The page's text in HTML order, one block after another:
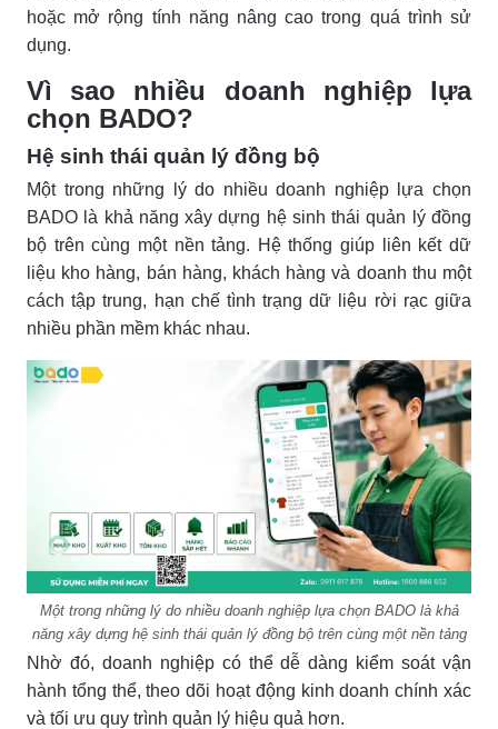
hoặc mở rộng tính năng nâng cao trong quá trình sử
dụng.
Vì sao nhiều doanh nghiệp lựa
chọn BADO?
Hệ sinh thái quản lý đồng bộ
Một trong những lý do nhiều doanh nghiệp lựa chọn
BADO là khả năng xây dựng hệ sinh thái quản lý đồng
bộ trên cùng một nền tảng. Hệ thống giúp liên kết dữ
liệu kho hàng, bán hàng, khách hàng và doanh thu một
cách tập trung, hạn chế tình trạng dữ liệu rời rạc giữa
nhiều phần mềm khác nhau.
Một trong những lý do nhiều doanh nghiệp lựa chọn BADO là khả
năng xây dựng hệ sinh thái quản lý đồng bộ trên cùng một nền tảng
Nhờ đó, doanh nghiệp có thể dễ dàng kiểm soát vận
hành tổng thể, theo dõi hoạt động kinh doanh chính xác
và tối ưu quy trình quản lý hiệu quả hơn.